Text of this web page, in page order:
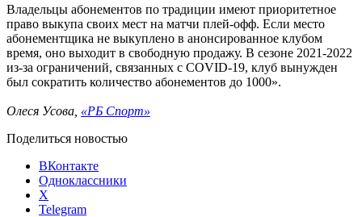
Владельцы абонементов по традиции имеют приоритетное
право выкупа своих мест на матчи плей-офф. Если место
абонементщика не выкуплено в анонсированное клубом
время, оно выходит в свободную продажу. В сезоне 2021-2022
из-за ограничений, связанных с COVID-19, клуб вынужден
был сократить количество абонементов до 1000».
Олеся Усова, «РБ Спорт»
Поделиться новостью
ВКонтакте
Одноклассники
X
Telegram